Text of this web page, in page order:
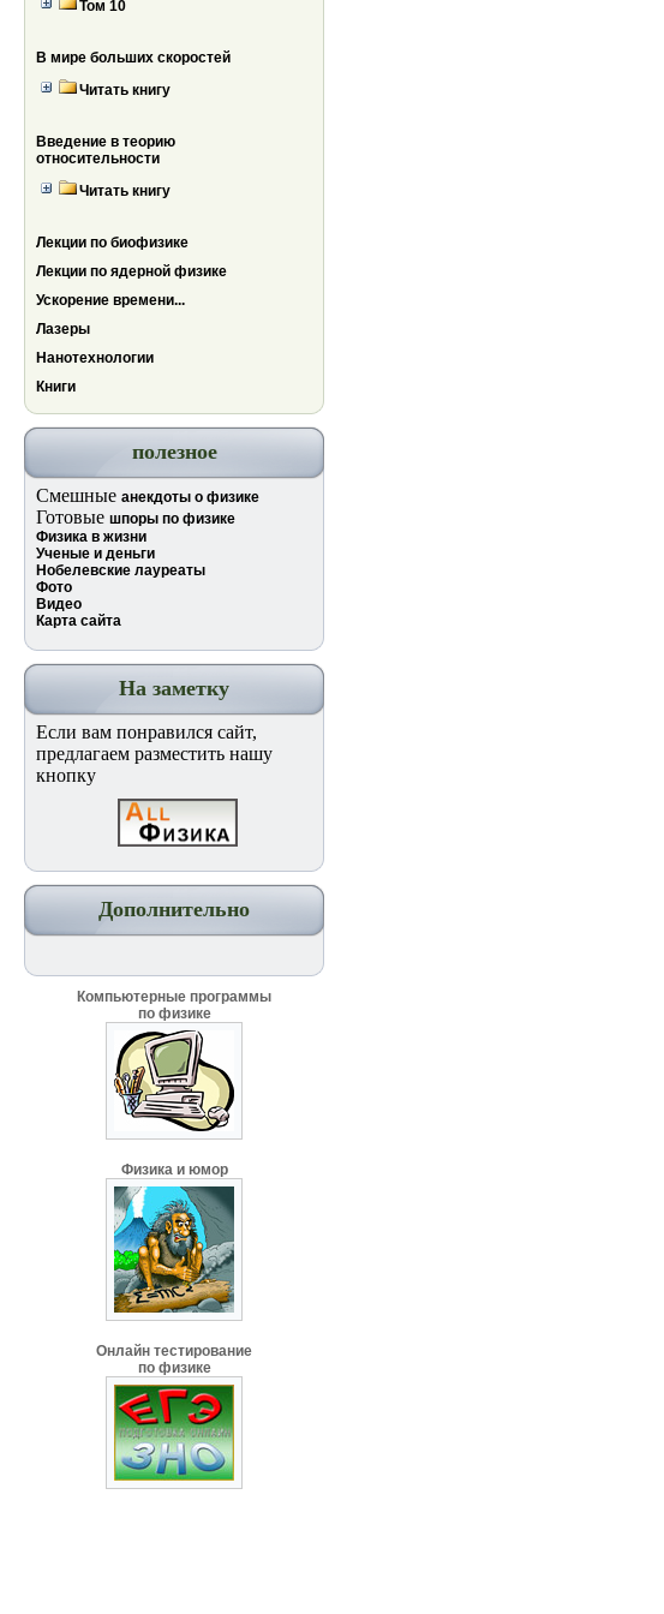
Том 10
В мире больших скоростей
Читать книгу
Введение в теорию
относительности
Читать книгу
Лекции по биофизике
Лекции по ядерной физике
Ускорение времени...
Лазеры
Нанотехнологии
Книги
полезное
Смешные анекдоты о физике
Готовые шпоры по физике
Физика в жизни
Ученые и деньги
Нобелевские лауреаты
Фото
Видео
Карта сайта
На заметку
Если вам понравился сайт,
предлагаем разместить нашу
кнопку
Дополнительно
Компьютерные программы
по физике
Физика и юмор
Онлайн тестирование
по физике